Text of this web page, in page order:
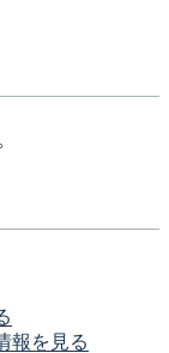
報を見る